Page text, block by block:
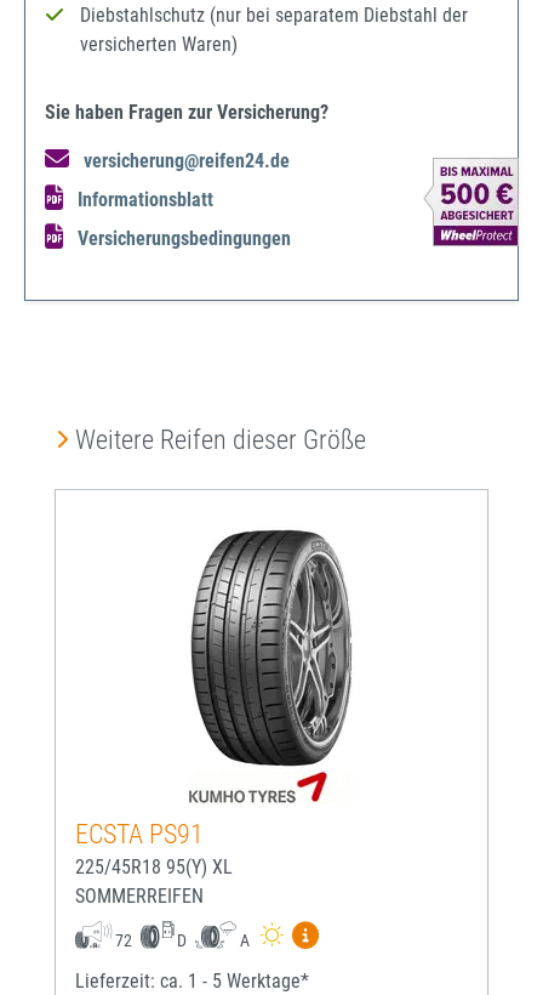
Diebstahlschutz (nur bei separatem Diebstahl der
versicherten Waren)
Sie haben Fragen zur Versicherung?
versicherung@reifen24.de
Informationsblatt
Versicherungsbedingungen
Produktgalerie überspringen
Weitere Reifen dieser Größe
ECSTA PS91
225/45R18 95(Y) XL
SOMMERREIFEN
72 D A
Mehr Informationen zum
Lieferzeit: ca. 1 - 5 Werktage*